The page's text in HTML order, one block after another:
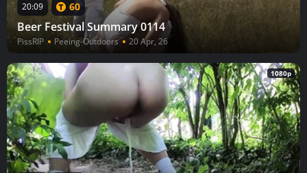
20:09 60
Beer Festival Summary 0114
PissRIP Peeing-Outdoors 20 Apr, 26
1080p